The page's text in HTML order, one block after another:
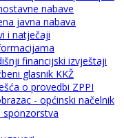
nabave
javna nabava
i natječaji
financijski izvještaji
glasnik KKŽ
o provedbi ZPPI
- općinski načelnik
sponzorstva